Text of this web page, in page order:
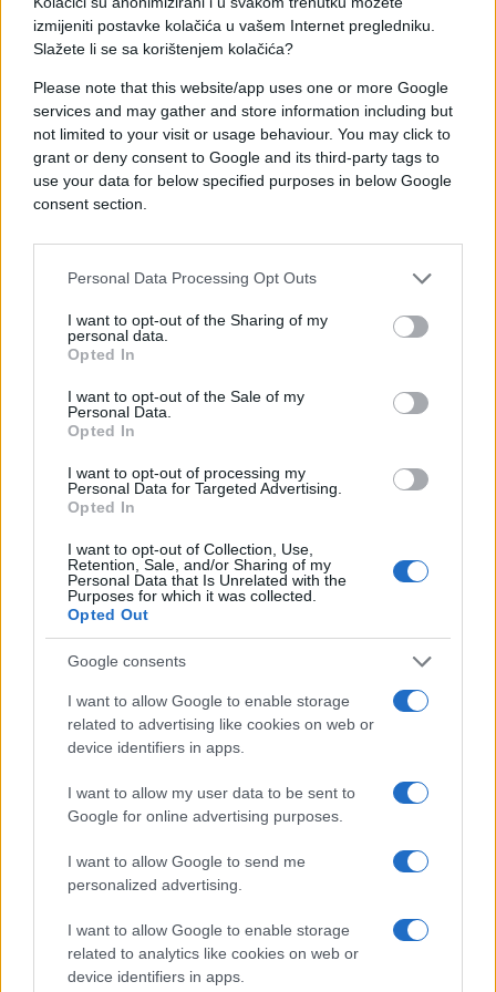
izmijeniti postavke kolačića u vašem Internet pregledniku.
Slažete li se sa korištenjem kolačića?
Please note that this website/app uses one or more Google
services and may gather and store information including but
not limited to your visit or usage behaviour. You may click to
grant or deny consent to Google and its third-party tags to
use your data for below specified purposes in below Google
consent section.
Personal Data Processing Opt Outs
I want to opt-out of the Sharing of my
personal data.
Opted In
I want to opt-out of the Sale of my
Personal Data.
Opted In
I want to opt-out of processing my
Personal Data for Targeted Advertising.
Opted In
I want to opt-out of Collection, Use,
Retention, Sale, and/or Sharing of my
Personal Data that Is Unrelated with the
Purposes for which it was collected.
Opted Out
Google consents
I want to allow Google to enable storage
related to advertising like cookies on web or
device identifiers in apps.
I want to allow my user data to be sent to
Google for online advertising purposes.
I want to allow Google to send me
personalized advertising.
I want to allow Google to enable storage
related to analytics like cookies on web or
device identifiers in apps.
#zdravlje #život
#menstruacija